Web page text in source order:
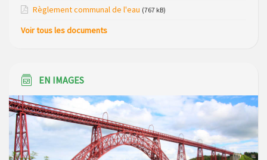
2026
Règlement communal de l'eau (767 kB)
Voir tous les documents
EN IMAGES